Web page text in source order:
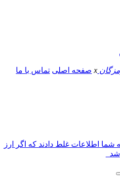
x صفحه اصلی تماس با ما
شما اطلاعات غلط دادند که اگر ارز